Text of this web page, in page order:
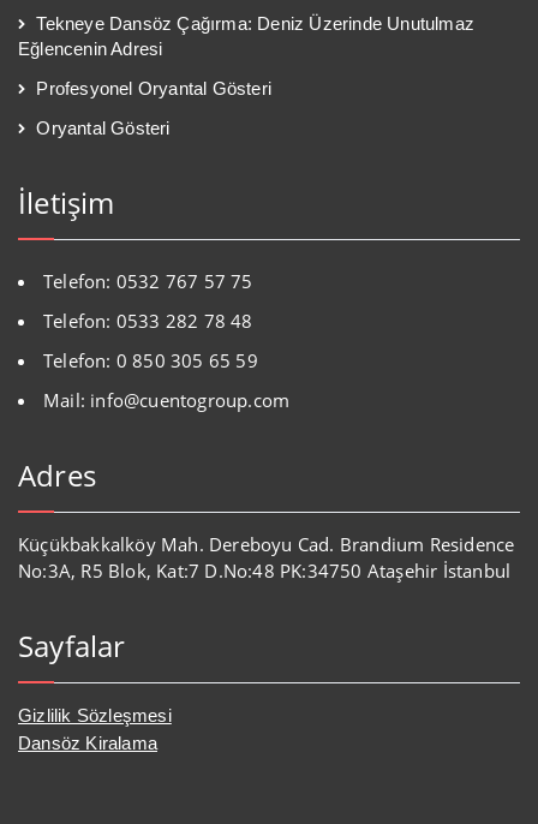
Tekneye Dansöz Çağırma: Deniz Üzerinde Unutulmaz
Eğlencenin Adresi
Profesyonel Oryantal Gösteri
Oryantal Gösteri
İletişim
Telefon: 0532 767 57 75
Telefon: 0533 282 78 48
Telefon: 0 850 305 65 59
Mail: info@cuentogroup.com
Adres
Küçükbakkalköy Mah. Dereboyu Cad. Brandium Residence
No:3A, R5 Blok, Kat:7 D.No:48 PK:34750 Ataşehir İstanbul
Sayfalar
Gizlilik Sözleşmesi
Dansöz Kiralama